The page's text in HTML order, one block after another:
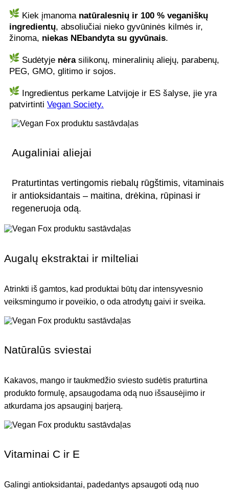
Kiek įmanoma natūralesnių ir 100 % veganiškų
ingredientų, absoliučiai nieko gyvūninės kilmės ir,
žinoma, niekas NEbandyta su gyvūnais.
Sudėtyje nėrasilikonų, mineralinių aliejų, parabenų,
PEG, GMO, glitimo ir sojos.
Ingredientus perkame Latvijoje ir ES šalyse, jie yra
patvirtinti Vegan Society.
Augaliniai aliejai
Praturtintas vertingomis riebalų rūgštimis, vitaminais
ir antioksidantais – maitina, drėkina, rūpinasi ir
regeneruoja odą.
Augalų ekstraktai ir milteliai
Atrinkti iš gamtos, kad produktai būtų dar intensyvesnio
veiksmingumo ir poveikio, o oda atrodytų gaivi ir sveika.
Natūralūs sviestai
Kakavos, mango ir taukmedžio sviesto sudėtis praturtina
produkto formulę, apsaugodama odą nuo išsausėjimo ir
atkurdama jos apsauginį barjerą.
Vitaminai C ir E
Galingi antioksidantai, padedantys apsaugoti odą nuo